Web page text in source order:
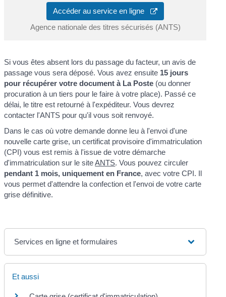
Accéder au service en ligne
Agence nationale des titres sécurisés (ANTS)
Si vous êtes absent lors du passage du facteur, un avis de
passage vous sera déposé. Vous avez ensuite 15 jours
pour récupérer votre document à La Poste (ou donner
procuration à un tiers pour le faire à votre place). Passé ce
délai, le titre est retourné à l'expéditeur. Vous devrez
contacter l'ANTS pour qu'il vous soit renvoyé.
Dans le cas où votre demande donne leu à l'envoi d'une
nouvelle carte grise, un certificat provisoire d'immatriculation
(CPI) vous est remis à l'issue de votre démarche
d'immatriculation sur le siteANTS. Vous pouvez circuler
pendant 1 mois, uniquement en France, avec votre CPI. Il
vous permet d'attendre la confection et l'envoi de votre carte
grise définitive.
Services en ligne et formulaires
Et aussi